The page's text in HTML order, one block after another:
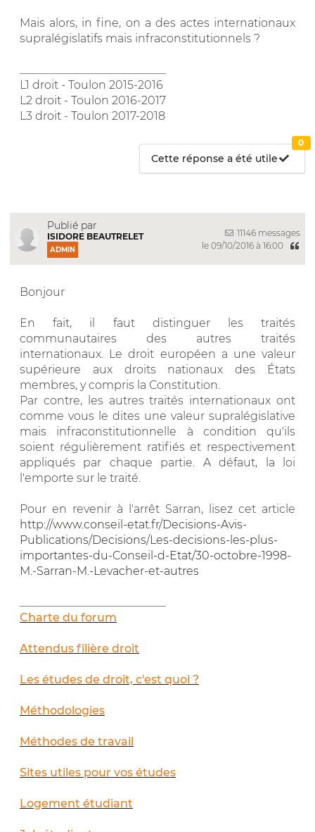
Mais alors, in fine, on a des actes internationaux
supralégislatifs mais infraconstitutionnels ?
L1 droit - Toulon 2015-2016
L2 droit - Toulon 2016-2017
L3 droit - Toulon 2017-2018
Cette réponse a été utile
0
Publié par
ISIDORE BEAUTRELET
ADMIN
11146 messages
le 09/10/2016 à 16:00
Bonjour
En fait, il faut distinguer les traités
communautaires des autres traités
internationaux. Le droit européen a une valeur
supérieure aux droits nationaux des États
membres, y compris la Constitution.
Par contre, les autres traités internationaux ont
comme vous le dites une valeur supralégislative
mais infraconstitutionnelle à condition qu'ils
soient régulièrement ratifiés et respectivement
appliqués par chaque partie. A défaut, la loi
l'emporte sur le traité.
Pour en revenir à l'arrêt Sarran, lisez cet article
http://www.conseil-etat.fr/Decisions-Avis-
Publications/Decisions/Les-decisions-les-plus-
importantes-du-Conseil-d-Etat/30-octobre-1998-
M.-Sarran-M.-Levacher-et-autres
Charte du forum
Attendus filière droit
Les études de droit, c'est quoi ?
Méthodologies
Méthodes de travail
Sites utiles pour vos études
Logement étudiant